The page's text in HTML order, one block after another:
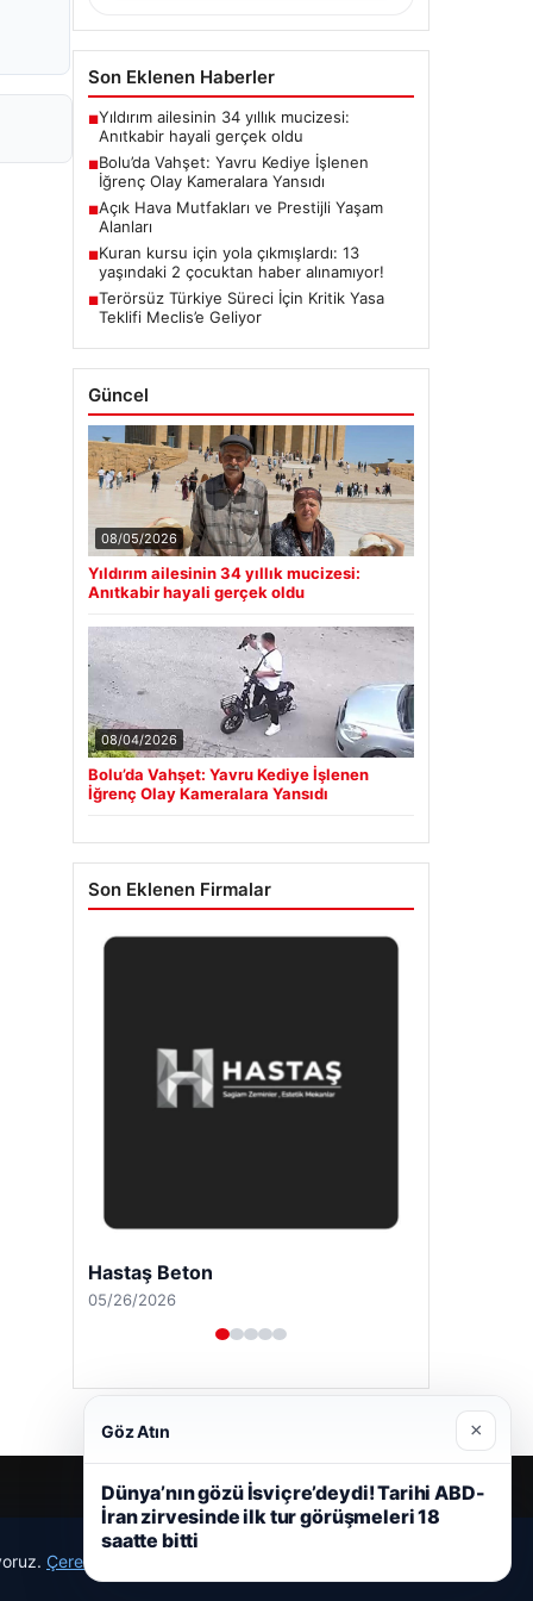
Son Eklenen Haberler
■Yıldırım ailesinin 34 yıllık mucizesi:
Anıtkabir hayali gerçek oldu
■Bolu’da Vahşet: Yavru Kediye İşlenen
İğrenç Olay Kameralara Yansıdı
■Açık Hava Mutfakları ve Prestijli Yaşam
Alanları
■Kuran kursu için yola çıkmışlardı: 13
yaşındaki 2 çocuktan haber alınamıyor!
■Terörsüz Türkiye Süreci İçin Kritik Yasa
Teklifi Meclis’e Geliyor
Güncel
08/05/2026
Yıldırım ailesinin 34 yıllık mucizesi:
Anıtkabir hayali gerçek oldu
08/04/2026
Bolu’da Vahşet: Yavru Kediye İşlenen
İğrenç Olay Kameralara Yansıdı
Son Eklenen Firmalar
Hastaş Beton
05/26/2026
Çerez Politikamız
Göz Atın ×
Dünya’nın gözü İsviçre’deydi! Tarihi ABD-
İran zirvesinde ilk tur görüşmeleri 18
saatte bitti